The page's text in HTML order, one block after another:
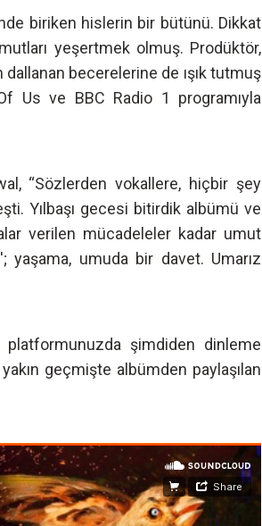
biriken hislerin bir bütünü. Dikkat
yeşertmek olmuş. Prodüktör,
becerelerine de ışık tutmuş
Us ve BBC Radio 1 programıyla
“Sözlerden vokallere, hiçbir şey
Yılbaşı gecesi bitirdik albümü ve
verilen mücadeleler kadar umut
yaşama, umuda bir davet. Umarız
şimdiden dinleme
geçmişte albümden paylaşılan